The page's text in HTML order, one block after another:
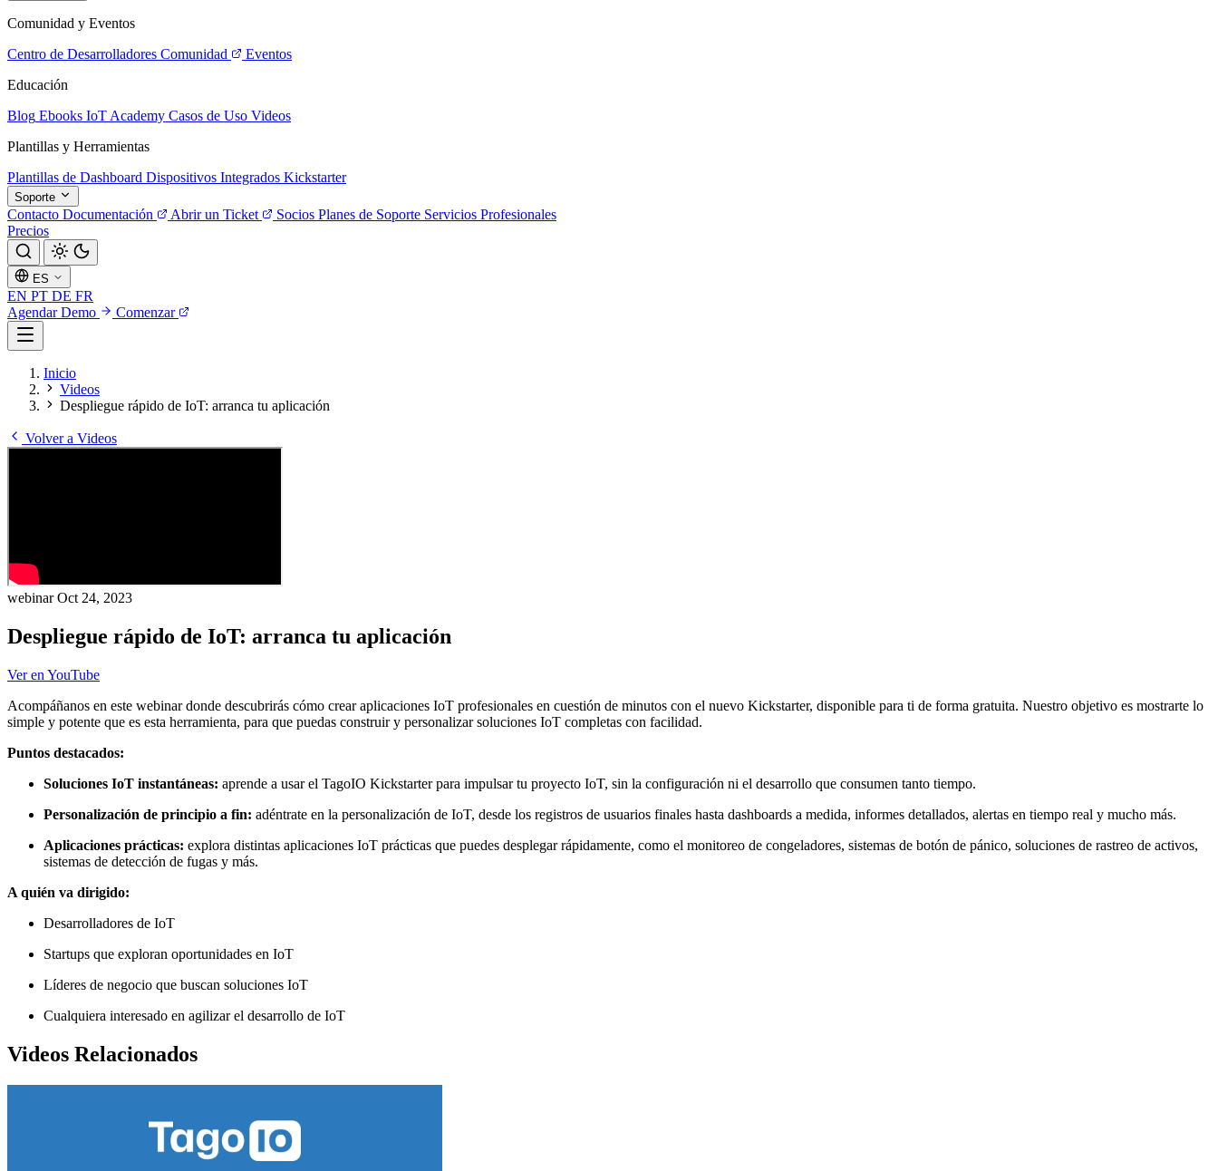
Comunidad y Eventos
Centro de Desarrolladores Comunidad
Eventos
Educación
Blog Ebooks IoT Academy Casos de Uso Videos
Plantillas y Herramientas
Plantillas de Dashboard Dispositivos Integrados Kickstarter
Soporte
Contacto Documentación Abrir un Ticket Socios Planes de Soporte Servicios Profesionales
Precios
ES
EN PT DE FR
Agendar Demo
Comenzar
Inicio
Videos
Despliegue rápido de IoT: arranca tu aplicación
Volver a Videos
webinarOct 24, 2023
Despliegue rápido de IoT: arranca tu aplicación
Ver en YouTube
Acompáñanos en este webinar donde descubrirás cómo crear aplicaciones IoT profesionales en cuestión de minutos con el nuevo Kickstarter, disponible para ti de forma gratuita. Nuestro objetivo es mostrarte lo
simple y potente que es esta herramienta, para que puedas construir y personalizar soluciones IoT completas con facilidad.
Puntos destacados:
Soluciones IoT instantáneas: aprende a usar el TagoIO Kickstarter para impulsar tu proyecto IoT, sin la configuración ni el desarrollo que consumen tanto tiempo.
Personalización de principio a fin: adéntrate en la personalización de IoT, desde los registros de usuarios finales hasta dashboards a medida, informes detallados, alertas en tiempo real y mucho más.
Aplicaciones prácticas: explora distintas aplicaciones IoT prácticas que puedes desplegar rápidamente, como el monitoreo de congeladores, sistemas de botón de pánico, soluciones de rastreo de activos,
sistemas de detección de fugas y más.
A quién va dirigido:
Desarrolladores de IoT
Startups que exploran oportunidades en IoT
Líderes de negocio que buscan soluciones IoT
Cualquiera interesado en agilizar el desarrollo de IoT
Videos Relacionados